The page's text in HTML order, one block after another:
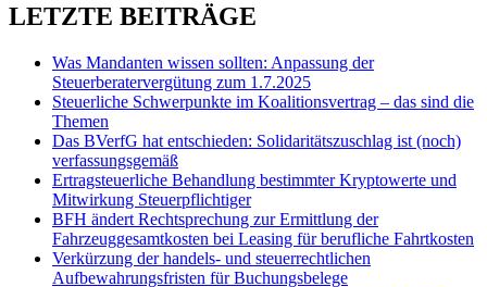
LETZTE BEITRÄGE
Was Mandanten wissen sollten: Anpassung der
Steuerberatervergütung zum 1.7.2025
Steuerliche Schwerpunkte im Koalitionsvertrag – das sind die
Themen
Das BVerfG hat entschieden: Solidaritätszuschlag ist (noch)
verfassungsgemäß
Ertragsteuerliche Behandlung bestimmter Kryptowerte und
Mitwirkung Steuerpflichtiger
BFH ändert Rechtsprechung zur Ermittlung der
Fahrzeuggesamtkosten bei Leasing für berufliche Fahrtkosten
Verkürzung der handels- und steuerrechtlichen
Aufbewahrungsfristen für Buchungsbelege